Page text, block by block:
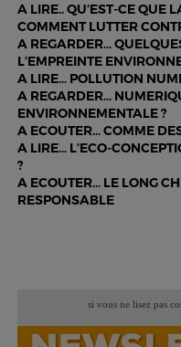
A LIRE.. QU’EST-CE QUE
COMMENT LUTTER
A REGARDER…
L’EMPREINTE
A LIRE… POLLUTION
A REGARDER…
ENVIRONNEMENTALE ?
A ECOUTER… COMME
A LIRE… L’ECO-
?
A ECOUTER… LE LONG
RESPONSABLE
si vous ne lisez pas